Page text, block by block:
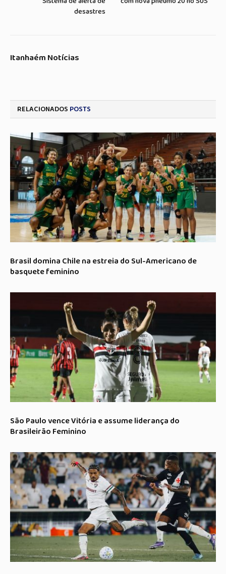
desastres
Itanhaém Notícias
RELACIONADOS POSTS
Brasil domina Chile na estreia do Sul-Americano de
basquete feminino
São Paulo vence Vitória e assume liderança do
Brasileirão Feminino